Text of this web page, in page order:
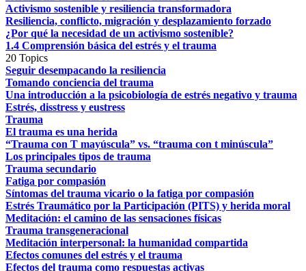
Activismo sostenible y resiliencia transformadora
Resiliencia, conflicto, migración y desplazamiento forzado
¿Por qué la necesidad de un activismo sostenible?
1.4 Comprensión básica del estrés y el trauma
20 Topics
Seguir desempacando la resiliencia
Tomando conciencia del trauma
Una introducción a la psicobiología de estrés negativo y trauma
Estrés, disstress y eustress
Trauma
El trauma es una herida
“Trauma con T mayúscula” vs. “trauma con t minúscula”
Los principales tipos de trauma
Trauma secundario
Fatiga por compasión
Síntomas del trauma vicario o la fatiga por compasión
Estrés Traumático por la Participación (PITS) y herida moral
Meditación: el camino de las sensaciones físicas
Trauma transgeneracional
Meditación interpersonal: la humanidad compartida
Efectos comunes del estrés y el trauma
Efectos del trauma como respuestas activas